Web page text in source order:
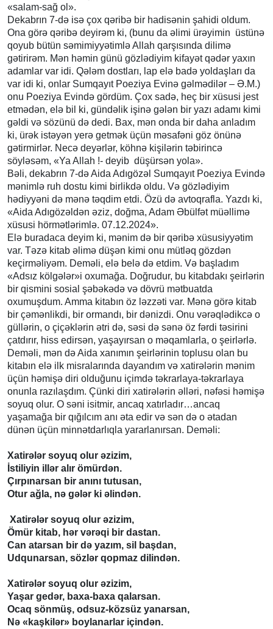
«salam-sağ ol».
Dekabrın 7-də isə çox qəribə bir hadisənin şahidi oldum.
Ona görə qəribə deyirəm ki, (bunu da əlimi ürəyimin üstünə
qoyub bütün səmimiyyətimlə Allah qarşısında dilimə
gətirirəm. Mən həmin günü gözlədiyim kifayət qədər yaxın
adamlar var idi. Qələm dostları, lap elə badə yoldaşları da
var idi ki, onlar Sumqayıt Poeziya Evinə gəlmədilər – Ə.M.)
onu Poeziya Evində gördüm. Çox sadə, heç bir xüsusi jest
etmədən, elə bil ki, gündəlik işinə gələn bir yazı adamı kimi
gəldi və sözünü də dedi. Bax, mən onda bir daha anladım
ki, ürək istəyən yerə getmək üçün məsafəni göz önünə
gətirmirlər. Necə deyərlər, köhnə kişilərin təbirincə
söyləsəm, «Ya Allah !- deyib düşürsən yola».
Bəli, dekabrın 7-də Aida Adıgözəl Sumqayıt Poeziya Evində
mənimlə ruh dostu kimi birlikdə oldu. Və gözlədiyim
hədiyyəni də mənə təqdim etdi. Özü də avtoqrafla. Yazdı ki,
«Aida Adıgözəldən əziz, doğma, Adam Əbülfət müəllimə
xüsusi hörmətlərimlə. 07.12.2024».
Elə buradaca deyim ki, mənim də bir qəribə xüsusiyyətim
var. Təzə kitab əlimə düşən kimi onu mütləq gözdən
keçirməliyəm. Deməli, elə belə də etdim. Və başladım
«Adsız kölgələr»i oxumağa. Doğrudur, bu kitabdakı şeirlərin
bir qismini sosial şəbəkədə və dövrü mətbuatda
oxumuşdum. Amma kitabın öz ləzzəti var. Mənə görə kitab
bir çəmənlikdi, bir ormandı, bir dənizdi. Onu vərəqlədikcə o
güllərin, o çiçəklərin ətri də, səsi də sənə öz fərdi təsirini
çatdırır, hiss edirsən, yaşayırsan o məqamlarla, o şeirlərlə.
Deməli, mən də Aida xanımın şeirlərinin toplusu olan bu
kitabın elə ilk misralarında dayandım və xatirələrin mənim
üçün həmişə diri olduğunu içimdə təkrarlaya-təkrarlaya
onunla razılaşdım. Çünki diri xatirələrin əlləri, nəfəsi həmişə
soyuq olur. O səni isitmir, ancaq xatırladır…ancaq
yaşamağa bir qığılcım anı əta edir və sən də o ətadan
dünən üçün minnətdarlıqla yararlanırsan. Deməli:
Xatirələr soyuq olur əzizim,
İstiliyin illər alır ömürdən.
Çırpınarsan bir anını tutusan,
Otur ağla, nə gələr ki əlindən.
Xatirələr soyuq olur əzizim,
Ömür kitab, hər vərəqi bir dastan.
Can atarsan bir də yazım, sil başdan,
Udqunarsan, sözlər qopmaz dilindən.
Xatirələr soyuq olur əzizim,
Yaşar gedər, baxa-baxa qalarsan.
Ocaq sönmüş, odsuz-közsüz yanarsan,
Nə «kaşkilər» boylanarlar içindən.